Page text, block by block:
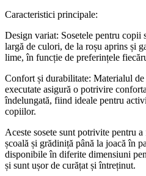
Caracteristici principale:
Design variat: Sosetele pentru copii
largă de culori, de la roșu aprins și
lime, în funcție de preferințele
Confort și durabilitate: Materialul
executate asigură o potrivire
îndelungată, fiind ideale pentru
copiilor.
Aceste sosete sunt potrivite pentru
școală și grădiniță până la joacă în
disponibile în diferite dimensiuni
și sunt ușor de curățat și întreținut.